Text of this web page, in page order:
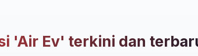
'Air Ev' terkini dan